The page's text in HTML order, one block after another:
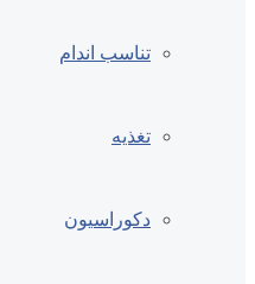
تناسب اندام
تغذیه
دکوراسیون